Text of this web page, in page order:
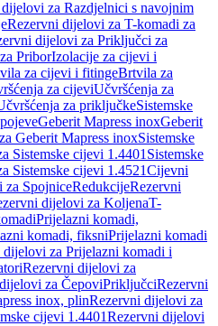
za Razdjelnici s navojnim
Rezervni dijelovi za T-komadi za
dijelovi za Priključci za
PriborIzolacije za cijevi i
za cijevi i fitingeBrtvila za
za cijeviUčvršćenja za
za priključkeSistemske
Geberit Mapress inoxGeberit
Geberit Mapress inoxSistemske
Sistemske cijevi 1.4401 Sistemske
Sistemske cijevi 1.4521Cijevni
za SpojniceRedukcijeRezervni
dijelovi za KoljenaT-
Prijelazni komadi,
komadi, fiksniPrijelazni komadi
dijelovi za Prijelazni komadi i
Rezervni dijelovi za
za ČepoviPriključciRezervni
inox, plinRezervni dijelovi za
cijevi 1.4401Rezervni dijelovi